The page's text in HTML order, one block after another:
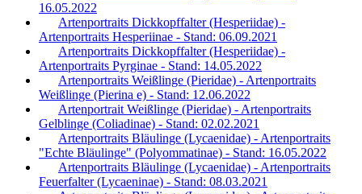
16.05.2022
Artenportraits Dickkopffalter (Hesperiidae) -
Artenportraits Hesperiinae - Stand: 06.09.2021
Artenportraits Dickkopffalter (Hesperiidae) -
Artenportraits Pyrginae - Stand: 14.05.2022
Artenportraits Weißlinge (Pieridae) - Artenportraits
Weißlinge (Pierina e) - Stand: 12.06.2022
Artenportrait Weißlinge (Pieridae) - Artenportraits
Gelblinge (Coliadinae) - Stand: 02.02.2021
Artenportraits Bläulinge (Lycaenidae) - Artenportraits
"Echte Bläulinge" (Polyommatinae) - Stand: 16.05.2022
Artenportraits Bläulinge (Lycaenidae) - Artenportraits
Feuerfalter (Lycaeninae) - Stand: 08.03.2021